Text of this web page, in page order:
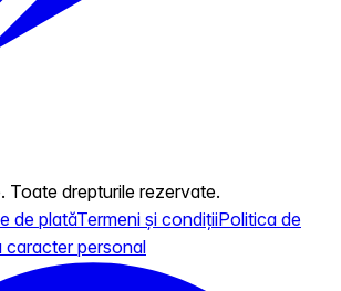
drepturile rezervate.
de platăTermeni și condițiiPolitica de
caracter personal